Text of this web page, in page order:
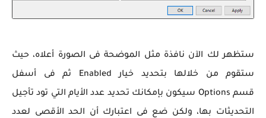
ستظهر لك الآن نافذة مثل الموضحة فى الصورة أعلاه، حيث
ستقوم من خلالها بتحديد خيار Enabled ثم فى أسفل
قسم Options سيكون بإمكانك تحديد عدد الأيام التي تود تأجيل
التحديثات بها، ولكن ضع فى اعتبارك أن الحد الأقصى لعدد